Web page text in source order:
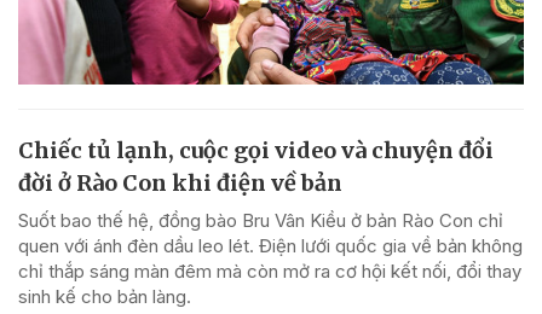
Chiếc tủ lạnh, cuộc gọi video và chuyện đổi
đời ở Rào Con khi điện về bản
Suốt bao thế hệ, đồng bào Bru Vân Kiều ở bản Rào Con chỉ
quen với ánh đèn dầu leo lét. Điện lưới quốc gia về bản không
chỉ thắp sáng màn đêm mà còn mở ra cơ hội kết nối, đổi thay
sinh kế cho bản làng.